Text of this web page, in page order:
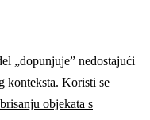
„dopunjuje” nedostajući
konteksta. Koristi se
brisanju objekata s